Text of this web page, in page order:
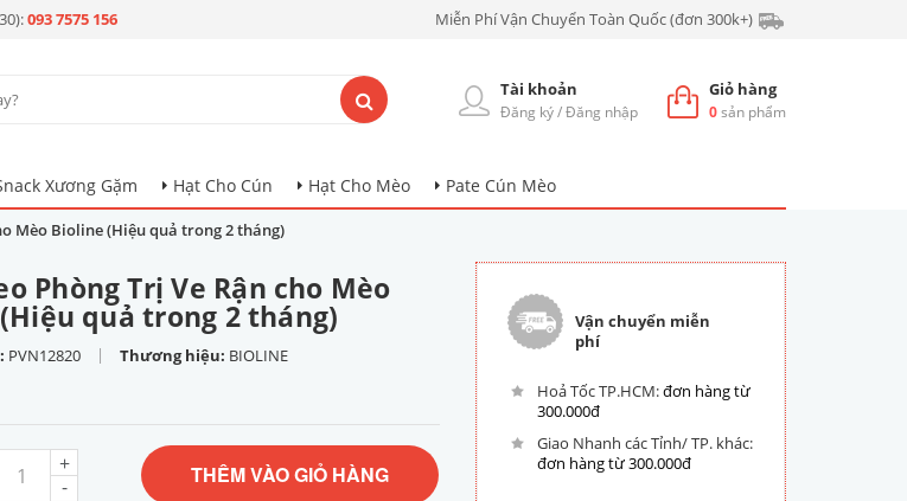
093 7575 156 Miễn Phí Vận Chuyển Toàn Quốc (đơn 300k+)
Giỏ hàng
0sản phẩm
Tài khoản
Đăng ký/Đăng nhập
Xương Gặm Hạt Cho Cún Hạt Cho Mèo Pate Cún Mèo
Mèo Bioline (Hiệu quả trong 2 tháng)
Phòng Trị Ve Rận cho Mèo
quả trong 2 tháng)
PVN12820 | Thương hiệu: BIOLINE
-
+ THÊM VÀO GIỎ HÀNG
Vận chuyển miễn
phí
Hoả Tốc TP.HCM:đơn hàng từ
300.000đ
Giao Nhanh các Tỉnh/ TP. khác:
đơn hàng từ 300.000đ